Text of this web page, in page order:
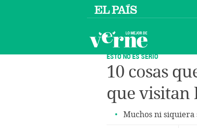
ESTO NO ES SERIO
10 cosas
que visitan
Muchos ni siquiera